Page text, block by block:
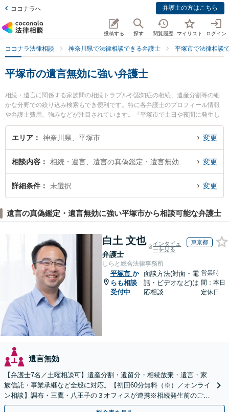
ココナラへ 弁護士の方はこちら
投稿する 探す 閲覧履歴 マイリスト ログイン
ココナラ法律相談 神奈川県で法律相談できる弁護士 平塚市で法律相談
平塚市の遺言無効に強い弁護士
相続・遺言に関係する家族間の相続トラブルや認知症の相続、遺産分割等の細
かな分野での絞り込み検索もでき便利です。特に各弁護士のプロフィール情報
や弁護士費用、強みなどが注目されています。『平塚市で土日や夜間に発生し
た遺言無効のトラブルを今すぐに弁護士に相談したい』『遺言無効のトラブル
解決の実績豊富な近くの弁護士を検索したい』『初回相談無料で遺言無効を法
エリア 神奈川県、平塚市 変更
相談内容 相続・遺言、遺言の真偽鑑定・遺言無効 変更
詳細条件 未選択 変更
遺言の真偽鑑定・遺言無効に強い平塚市から相談可能な弁護士
白土 文也
弁護士
インタビュ
ーを見る
東京都
しらと総合法律事務所
平塚市 か
らも相談
受付中
面談方法(対面・電
話・ビデオなど)は
応相談
営業時
間：本日
定休日
遺言無効
【弁護士7名／土曜相談可】遺産分割・遺留分・相続放棄・遺言・家
族信託・事業承継など全般に対応。【初回60分無料（※）／オンライ
ン相談】調布・三鷹・八王子の３オフィスが連携※相続発生前のご相
談など有料相談になるものもございます。